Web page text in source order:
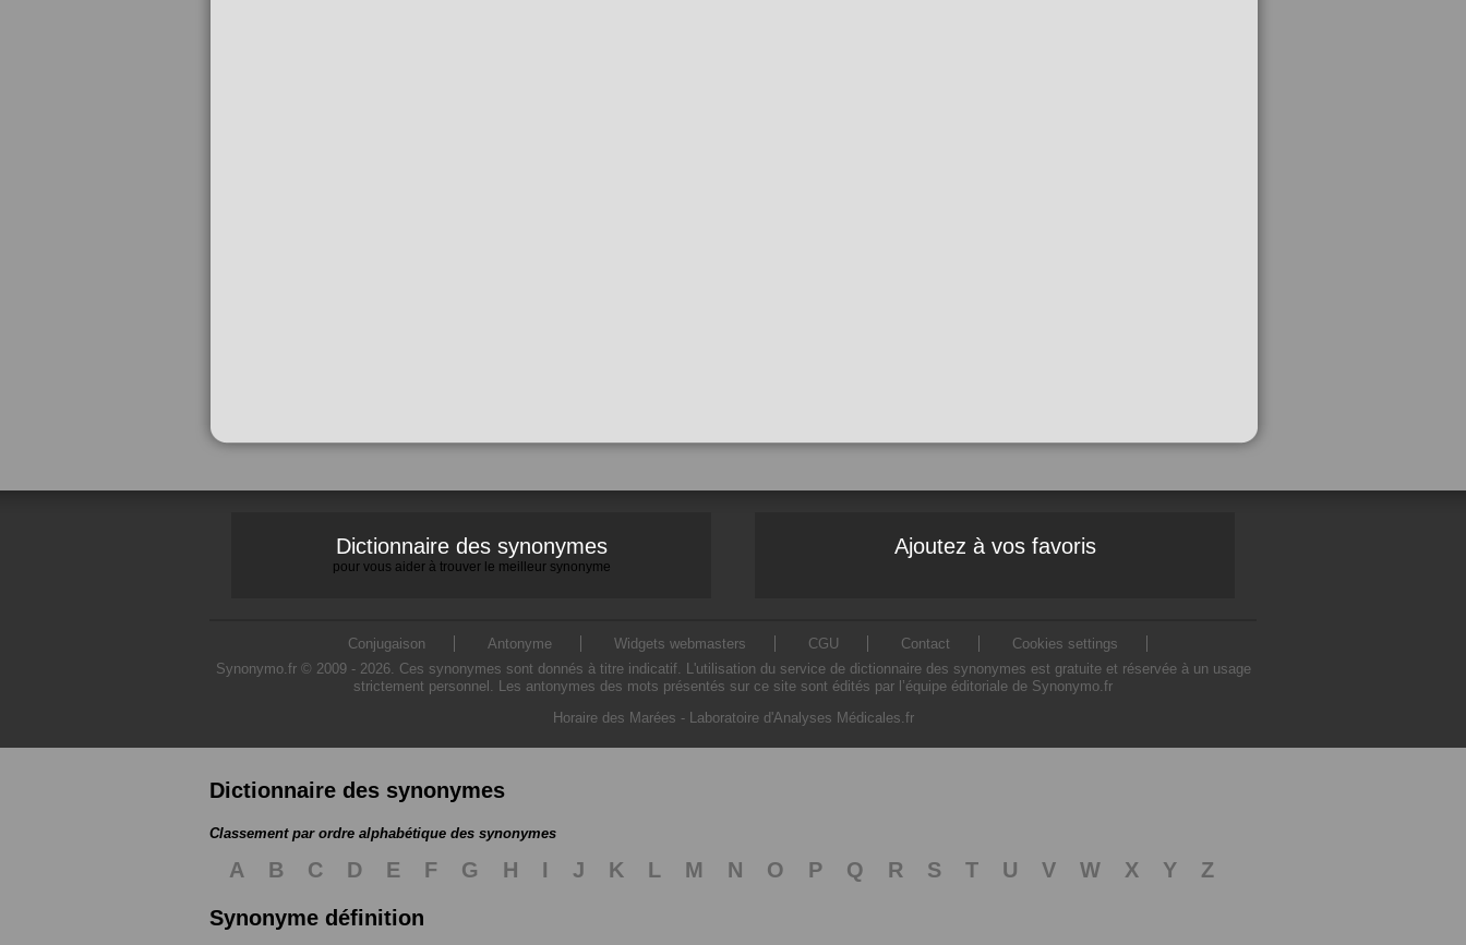
Dictionnaire des synonymes
pour vous aider à trouver le meilleur synonyme
Ajoutez à vos favoris
Conjugaison Antonyme Widgets webmasters CGU Contact
Cookies settings
Synonymo.fr © 2009 - 2026. Ces synonymes sont donnés à titre indicatif. L'utilisation du service de dictionnaire des synonymes est gratuite et réservée à un usage
strictement personnel. Les antonymes des mots présentés sur ce site sont édités par l’équipe éditoriale de Synonymo.fr
Horaire des Marées - Laboratoire d'Analyses Médicales.fr
Dictionnaire des synonymes
Classement par ordre alphabétique des synonymes
A B C D E F G H I J K L M N O P Q R S T U V W X Y
Z
Synonyme définition